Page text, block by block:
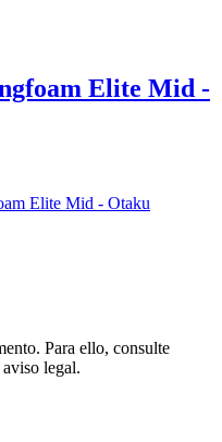
Elite Mid -
Elite Mid - Otaku
Para ello, consulte
legal.